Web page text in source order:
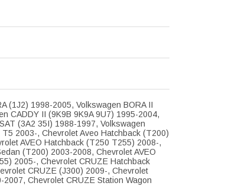
(1J2) 1998-2005, Volkswagen BORA II
CADDY II (9K9B 9K9A 9U7) 1995-2004,
(3A2 35I) 1988-1997, Volkswagen
T5 2003-, Chevrolet Aveo Hatchback (T200)
AVEO Hatchback (T250 T255) 2008-,
(T200) 2003-2008, Chevrolet AVEO
2005-, Chevrolet CRUZE Hatchback
CRUZE (J300) 2009-, Chevrolet
2007, Chevrolet CRUZE Station Wagon